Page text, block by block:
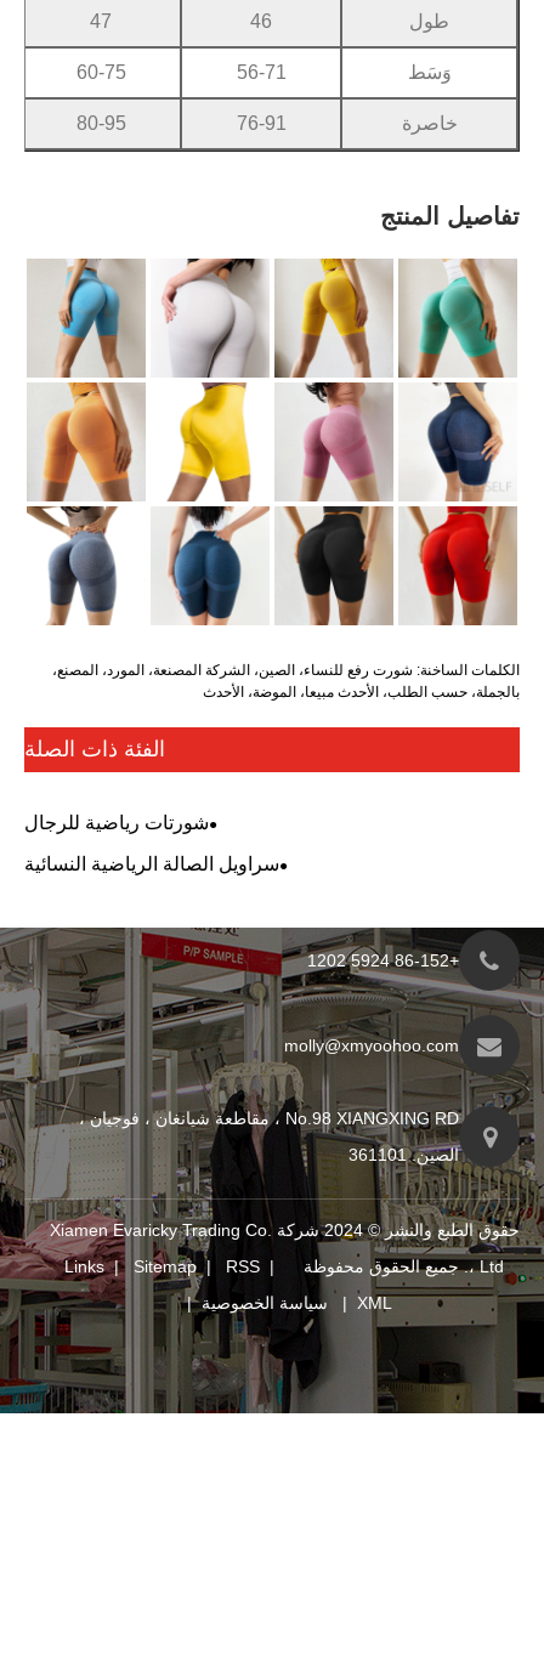
46
47
48
56-71
60-75
64-79
76-91
80-95
84-99
للنساء، الصين، الشركة المصنعة، المورد، المصنع،
مبيعا، الموضة، الأحدث
شورتات رياضية للرجال
سراويل الصالة الرياضية النسائية
No.98 XIANGXING RD ، مقاطعة شيانغان ، فوجيان ،
حقوق الطبع والنشر © 2024 شركة Xiamen Evaricky Trading Co.
Links | Sitemap|RSS|
|سياسة الخصوصية|